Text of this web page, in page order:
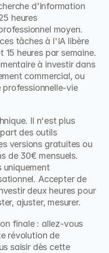
d'information
heures
moyen.
tâches à l'IA libère
heures par semaine.
à investir dans
commercial, ou
professionnelle-vie
Il n'est plus
des outils
versions gratuites ou
de 30€ mensuels.
uniquement
Accepter de
deux heures pour
ajuster, mesurer.
finale : allez-vous
révolution de
saisir dès cette